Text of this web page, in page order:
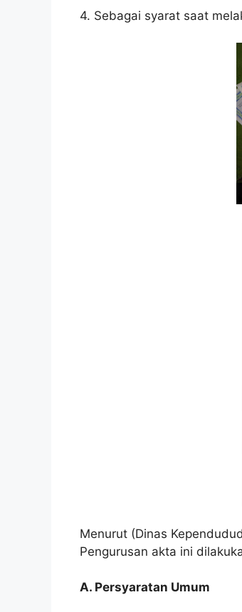
4. Sebagai syarat saat
Menurut (Dinas
Pengurusan akta ini
A. Persyaratan Umum